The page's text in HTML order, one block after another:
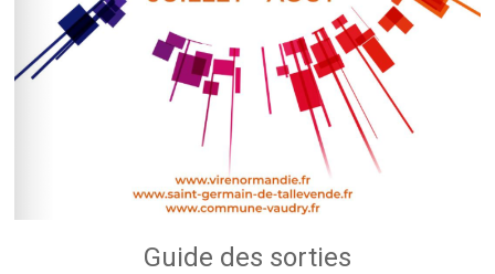
Guide des sorties